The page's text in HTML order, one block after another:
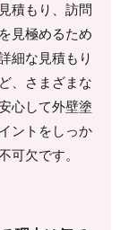
積もり、訪問
見極めるため
細な見積もり
、さまざまな
心して外壁塗
ントをしっか
可欠です。